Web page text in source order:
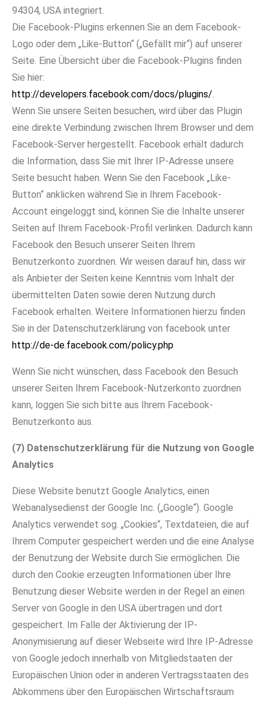
94304, USA integriert.
Die Facebook-Plugins erkennen Sie an dem Facebook-
Logo oder dem „Like-Button“ („Gefällt mir“) auf unserer
Seite. Eine Übersicht über die Facebook-Plugins finden
Sie hier:
http://developers.facebook.com/docs/plugins/.
Wenn Sie unsere Seiten besuchen, wird über das Plugin
eine direkte Verbindung zwischen Ihrem Browser und dem
Facebook-Server hergestellt. Facebook erhält dadurch
die Information, dass Sie mit Ihrer IP-Adresse unsere
Seite besucht haben. Wenn Sie den Facebook „Like-
Button“ anklicken während Sie in Ihrem Facebook-
Account eingeloggt sind, können Sie die Inhalte unserer
Seiten auf Ihrem Facebook-Profil verlinken. Dadurch kann
Facebook den Besuch unserer Seiten Ihrem
Benutzerkonto zuordnen. Wir weisen darauf hin, dass wir
als Anbieter der Seiten keine Kenntnis vom Inhalt der
übermittelten Daten sowie deren Nutzung durch
Facebook erhalten. Weitere Informationen hierzu finden
Sie in der Datenschutzerklärung von facebook unter
http://de-de.facebook.com/policy.php
Wenn Sie nicht wünschen, dass Facebook den Besuch
unserer Seiten Ihrem Facebook-Nutzerkonto zuordnen
kann, loggen Sie sich bitte aus Ihrem Facebook-
Benutzerkonto aus.
(7) Datenschutzerklärung für die Nutzung von Google
Analytics
Diese Website benutzt Google Analytics, einen
Webanalysedienst der Google Inc. („Google“). Google
Analytics verwendet sog. „Cookies“, Textdateien, die auf
Ihrem Computer gespeichert werden und die eine Analyse
der Benutzung der Website durch Sie ermöglichen. Die
durch den Cookie erzeugten Informationen über Ihre
Benutzung dieser Website werden in der Regel an einen
Server von Google in den USA übertragen und dort
gespeichert. Im Falle der Aktivierung der IP-
Anonymisierung auf dieser Webseite wird Ihre IP-Adresse
von Google jedoch innerhalb von Mitgliedstaaten der
Europäischen Union oder in anderen Vertragsstaaten des
Abkommens über den Europäischen Wirtschaftsraum